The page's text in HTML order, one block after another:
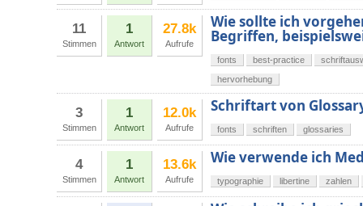
11
Stimmen
1
Antwort
27.8k
Aufrufe
Wie sollte ich
Begriffen,
fonts best-practice
hervorhebung
3
Stimmen
1
Antwort
12.0k
Aufrufe
Schriftart von
fonts schriften glossaries
4
Stimmen
1
Antwort
13.6k
Aufrufe
Wie verwende ich
typographie libertine zahlen